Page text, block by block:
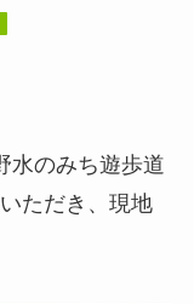
水のみち遊歩道
ただき、現地